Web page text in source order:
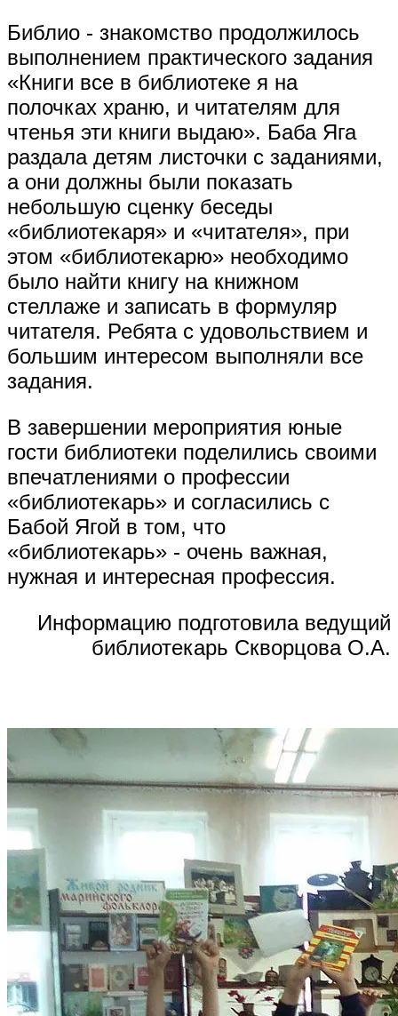
Библио - знакомство продолжилось
выполнением практического задания
«Книги все в библиотеке я на
полочках храню, и читателям для
чтенья эти книги выдаю». Баба Яга
раздала детям листочки с заданиями,
а они должны были показать
небольшую сценку беседы
«библиотекаря» и «читателя», при
этом «библиотекарю» необходимо
было найти книгу на книжном
стеллаже и записать в формуляр
читателя. Ребята с удовольствием и
большим интересом выполняли все
задания.
В завершении мероприятия юные
гости библиотеки поделились своими
впечатлениями о профессии
«библиотекарь» и согласились с
Бабой Ягой в том, что
«библиотекарь» - очень важная,
нужная и интересная профессия.
Информацию подготовила ведущий
библиотекарь Скворцова О.А.